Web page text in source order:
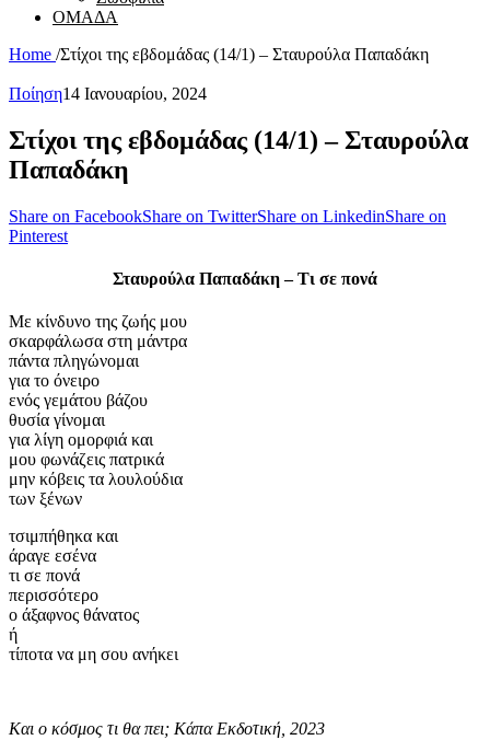
ΟΜΑΔΑ
Home /Στίχοι της εβδομάδας (14/1) – Σταυρούλα Παπαδάκη
Ποίηση14 Ιανουαρίου, 2024
Στίχοι της εβδομάδας (14/1) – Σταυρούλα
Παπαδάκη
Share on FacebookShare on TwitterShare on LinkedinShare on
Pinterest
Σταυρούλα Παπαδάκη – Τι σε πονά
Με κίνδυνο της ζωής μου
σκαρφάλωσα στη μάντρα
πάντα πληγώνομαι
για το όνειρο
ενός γεμάτου βάζου
θυσία γίνομαι
για λίγη ομορφιά και
μου φωνάζεις πατρικά
μην κόβεις τα λουλούδια
των ξένων
τσιμπήθηκα και
άραγε εσένα
τι σε πονά
περισσότερο
ο άξαφνος θάνατος
ή
τίποτα να μη σου ανήκει
Και ο κόσμος τι θα πει; Κάπα Εκδοτική, 2023